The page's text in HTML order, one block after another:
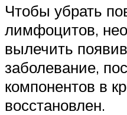
Чтобы убрать
лимфоцитов,
вылечить
заболевание,
компонентов в
восстановлен.